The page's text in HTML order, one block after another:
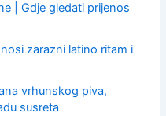
| Gdje gledati prijenos
zarazni latino ritam i
vrhunskog piva,
susreta